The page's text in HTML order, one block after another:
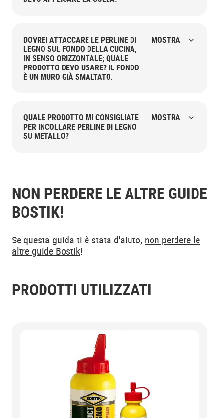
DOVREI ATTACCARE LE PERLINE DI
LEGNO SUL FONDO DELLA CUCINA,
IN SENSO ORIZZONTALE; QUALE
PRODOTTO DEVO USARE? IL FONDO
È UN MURO GIÀ SMALTATO.
MOSTRA
QUALE PRODOTTO MI CONSIGLIATE
PER INCOLLARE PERLINE DI LEGNO
SU METALLO?
MOSTRA
NON PERDERE LE ALTRE GUIDE
BOSTIK!
Se questa guida ti è stata d'aiuto, non perdere le
altre guide Bostik!
PRODOTTI UTILIZZATI